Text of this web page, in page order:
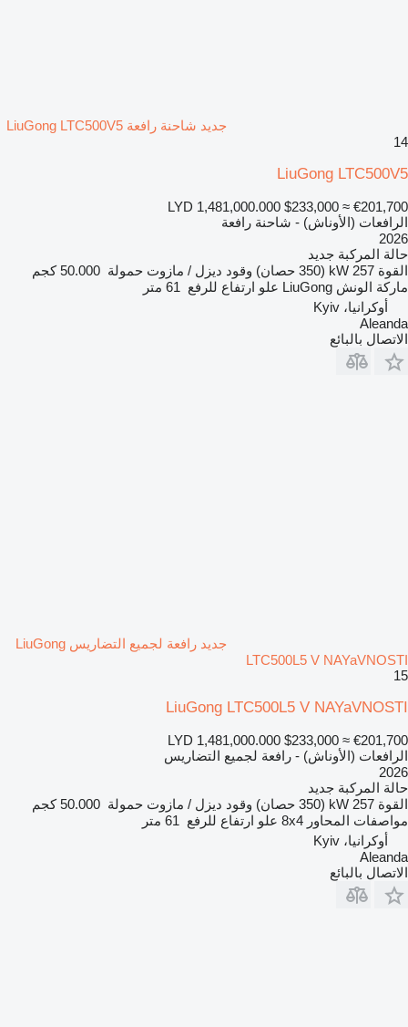
جديد شاحنة رافعة LiuGong LTC500V5
14
LiuGong LTC500V5
LYD 1,481,000.000 $233,000 ≈ €201,700
الرافعات (الأوناش) - شاحنة رافعة
2026
حالة المركبة جديد
القوة 257 kW (350 حصان) وقود ديزل / مازوت حمولة 50.000 كجم
ماركة الونش LiuGong علو ارتفاع للرفع 61 متر
أوكرانيا، Kyiv
Aleanda
الاتصال بالبائع
جديد رافعة لجميع التضاريس LiuGong
LTC500L5 V NAYaVNOSTI
15
LiuGong LTC500L5 V NAYaVNOSTI
LYD 1,481,000.000 $233,000 ≈ €201,700
الرافعات (الأوناش) - رافعة لجميع التضاريس
2026
حالة المركبة جديد
القوة 257 kW (350 حصان) وقود ديزل / مازوت حمولة 50.000 كجم
مواصفات المحاور 8x4 علو ارتفاع للرفع 61 متر
أوكرانيا، Kyiv
Aleanda
الاتصال بالبائع